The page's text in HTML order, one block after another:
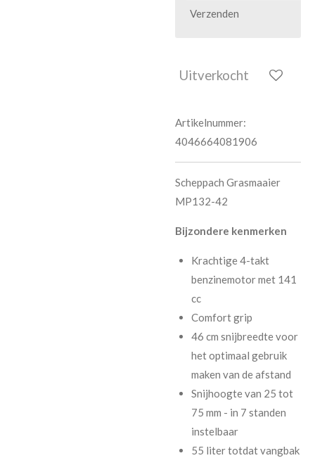
Verzenden
Uitverkocht
Artikelnummer:
4046664081906
Scheppach Grasmaaier
MP132-42
Bijzondere kenmerken
Krachtige 4-takt
benzinemotor met 141
cc
Comfort grip
46 cm snijbreedte voor
het optimaal gebruik
maken van de afstand
Snijhoogte van 25 tot
75 mm - in 7 standen
instelbaar
55 liter totdat vangbak